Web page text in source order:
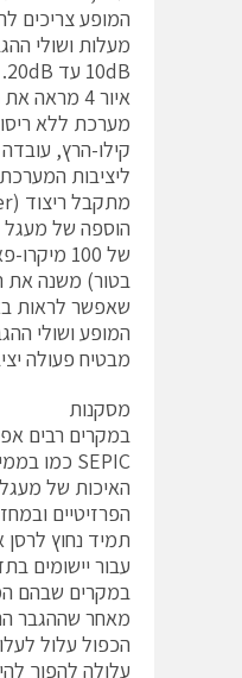
מעלות ושולי
10dB עד 20dB.
איור 4
קילו-הרץ,
ליציבות
מתקבל ריצוד (jitter).
הוספה של מעגל
המופע ושולי
מבטיח פעולה
מסקנות
במקרים רבים
הפרזיטיים
תמיד נחוץ
עבור יישומים
במקרים שבהם
מאחר שההגבר
הכפול עלול
עלולה להפוך